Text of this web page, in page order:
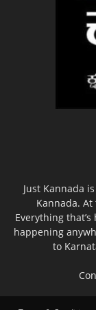
Just Kannada
Kannada.
Everything
happening
to